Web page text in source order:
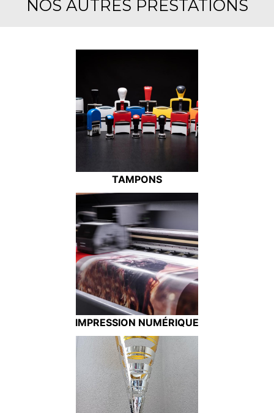
NOS AUTRES PRESTATIONS
TAMPONS
IMPRESSION NUMÉRIQUE